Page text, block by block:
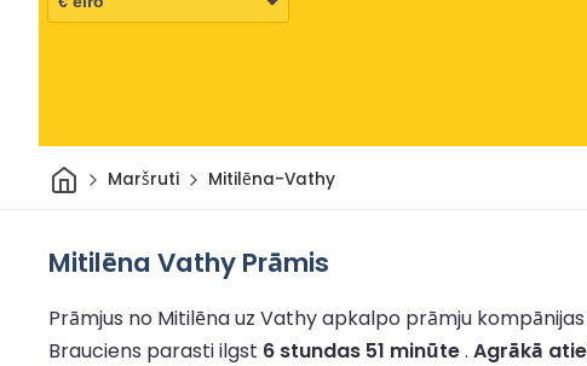
Sākums
Maršruti Mitilēna-Vathy
Mitilēna Vathy Prāmis
Prāmjus no Mitilēna uz Vathy apkalpo prāmju kompānijas
Brauciens parasti ilgst 6 stundas 51 minūte. Agrākā